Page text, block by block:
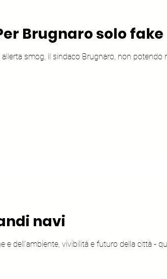
Brugnaro solo fake
smog, il sindaco Brugnaro, non potendo
navi
e dell'ambiente, vivibilità e futuro della città -